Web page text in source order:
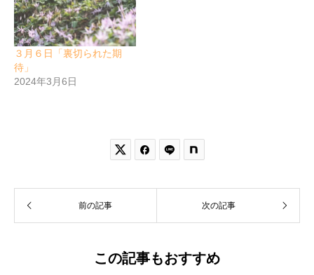
３月６日「裏切られた期
待」
2024年3月6日
 
前の記事 次の記事
この記事もおすすめ